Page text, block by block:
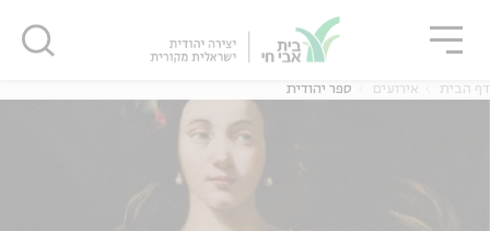
דף הבית אירועים ספר יהודית
סגור